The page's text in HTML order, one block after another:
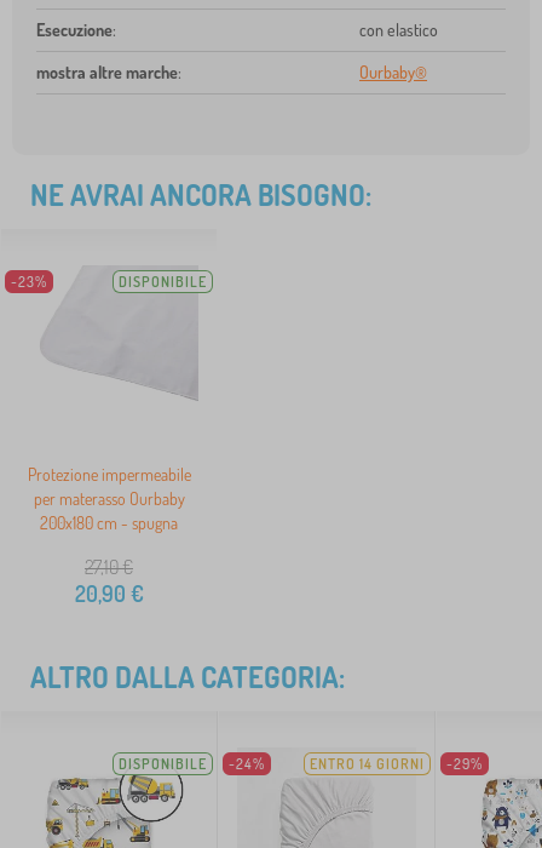
Esecuzione: con elastico
mostra altre marche: Ourbaby®
NE AVRAI ANCORA BISOGNO:
-23% DISPONIBILE
Protezione impermeabile
per materasso Ourbaby
200x180 cm - spugna
27,10€
20,90 €
ALTRO DALLA CATEGORIA:
DISPONIBILE -24% ENTRO 14 GIORNI -29%